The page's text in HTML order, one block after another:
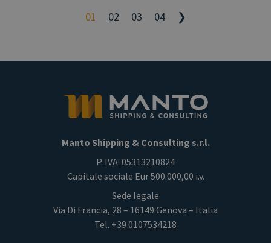
01 02 03 04 ❯
Manto Shipping & Consulting s.r.l.
P. IVA: 05313210824
Capitale sociale Eur 500.000,00 i.v.
Sede legale
Via Di Francia, 28 – 16149 Genova – Italia
Tel. +39 0107534218